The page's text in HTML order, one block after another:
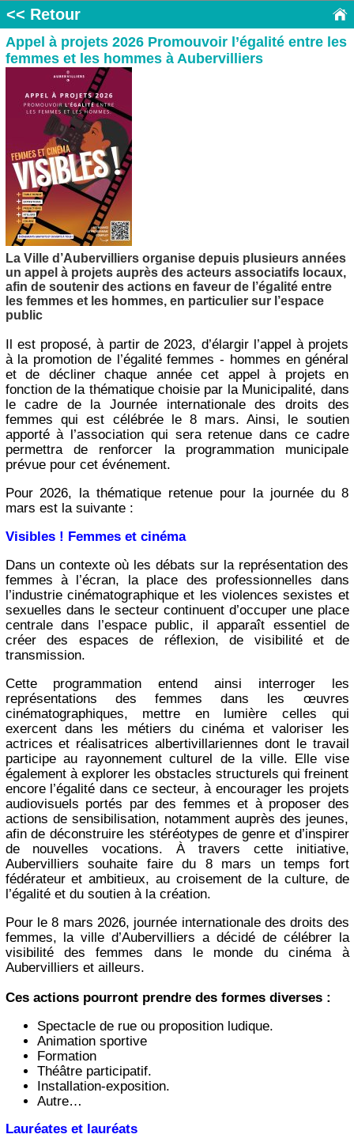
<< Retour
Appel à projets 2026 Promouvoir l’égalité entre les
femmes et les hommes à Aubervilliers
La Ville d’Aubervilliers organise depuis plusieurs années
un appel à projets auprès des acteurs associatifs locaux,
afin de soutenir des actions en faveur de l’égalité entre
les femmes et les hommes, en particulier sur l’espace
public
Il est proposé, à partir de 2023, d’élargir l’appel à projets
à la promotion de l’égalité femmes - hommes en général
et de décliner chaque année cet appel à projets en
fonction de la thématique choisie par la Municipalité, dans
le cadre de la Journée internationale des droits des
femmes qui est célébrée le 8 mars. Ainsi, le soutien
apporté à l’association qui sera retenue dans ce cadre
permettra de renforcer la programmation municipale
prévue pour cet événement.
Pour 2026, la thématique retenue pour la journée du 8
mars est la suivante :
Visibles ! Femmes et cinéma
Dans un contexte où les débats sur la représentation des
femmes à l’écran, la place des professionnelles dans
l’industrie cinématographique et les violences sexistes et
sexuelles dans le secteur continuent d’occuper une place
centrale dans l’espace public, il apparaît essentiel de
créer des espaces de réflexion, de visibilité et de
transmission.
Cette programmation entend ainsi interroger les
représentations des femmes dans les œuvres
cinématographiques, mettre en lumière celles qui
exercent dans les métiers du cinéma et valoriser les
actrices et réalisatrices albertivillariennes dont le travail
participe au rayonnement culturel de la ville. Elle vise
également à explorer les obstacles structurels qui freinent
encore l’égalité dans ce secteur, à encourager les projets
audiovisuels portés par des femmes et à proposer des
actions de sensibilisation, notamment auprès des jeunes,
afin de déconstruire les stéréotypes de genre et d’inspirer
de nouvelles vocations. À travers cette initiative,
Aubervilliers souhaite faire du 8 mars un temps fort
fédérateur et ambitieux, au croisement de la culture, de
l’égalité et du soutien à la création.
Pour le 8 mars 2026, journée internationale des droits des
femmes, la ville d’Aubervilliers a décidé de célébrer la
visibilité des femmes dans le monde du cinéma à
Aubervilliers et ailleurs.
Ces actions pourront prendre des formes diverses :
Spectacle de rue ou proposition ludique.
Animation sportive
Formation
Théâtre participatif.
Installation-exposition.
Autre…
Lauréates et lauréats